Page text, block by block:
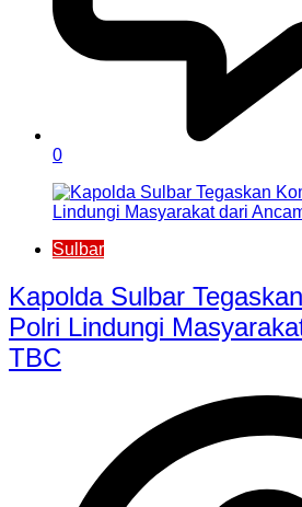
0
Sulbar
Kapolda Sulbar
Polri Lindungi
TBC